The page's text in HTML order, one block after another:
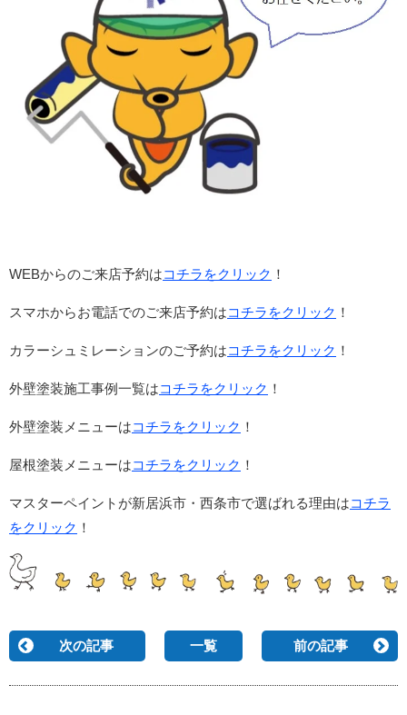
WEBからのご来店予約はコチラをクリック ！
スマホからお電話でのご来店予約はコチラをクリック ！
カラーシュミレーションのご予約はコチラをクリック ！
外壁塗装施工事例一覧はコチラをクリック ！
外壁塗装メニューはコチラをクリック ！
屋根塗装メニューはコチラをクリック ！
マスターペイントが新居浜市・西条市で選ばれる理由はコチラ
をクリック ！
次の記事 一覧 前の記事